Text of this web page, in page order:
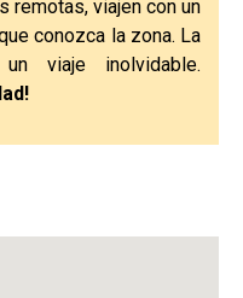
remotas, viajen con un
conozca la zona. La
viaje inolvidable.